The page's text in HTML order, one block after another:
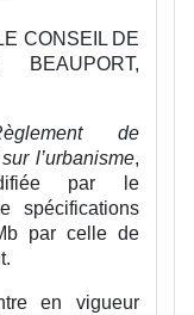
CONSEIL DE
BEAUPORT,
de
l’urbanisme,
par le
spécifications
par celle de
en vigueur